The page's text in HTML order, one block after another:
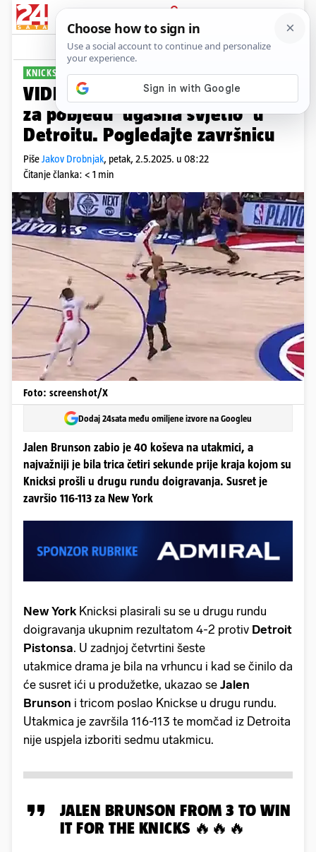
PRIJAVA
Sport Komentari
KNICKSI PROŠLI DALJE
VIDEO Zvijezda Knicksa tricom
za pobjedu 'ugasila svjetlo' u
Detroitu. Pogledajte završnicu
PišeJakov Drobnjak, petak, 2.5.2025. u 08:22
Čitanje članka: < 1 min
Foto: screenshot/X
Dodaj 24sata među omiljene izvore na Googleu
Jalen Brunson zabio je 40 koševa na utakmici, a
najvažniji je bila trica četiri sekunde prije kraja kojom su
Knicksi prošli u drugu rundu doigravanja. Susret je
završio 116-113 za New York
New York Knicksi plasirali su se u drugu rundu
doigravanja ukupnim rezultatom 4-2 protiv Detroit
Pistonsa. U zadnjoj četvrtini šeste
utakmice drama je bila na vrhuncu i kad se činilo da
će susret ići u produžetke, ukazao se Jalen
Brunson i tricom poslao Knickse u drugu rundu.
Utakmica je završila 116-113 te momčad iz Detroita
nije uspjela izboriti sedmu utakmicu.
JALEN BRUNSON FROM 3 TO WIN
IT FOR THE KNICKS 🔥🔥🔥